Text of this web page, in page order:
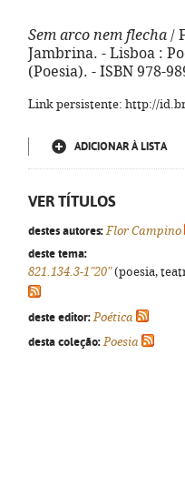
Sem arco nem flecha /
Jambrina. - Lisboa :
(Poesia). - ISBN 978-
Link persistente: http://
ADICIONAR À LISTA
VER TÍTULOS
destes autores: Flor Campino
deste tema:
821.134.3-1"20"(poesia,
deste editor: Poética
desta coleção: Poesia